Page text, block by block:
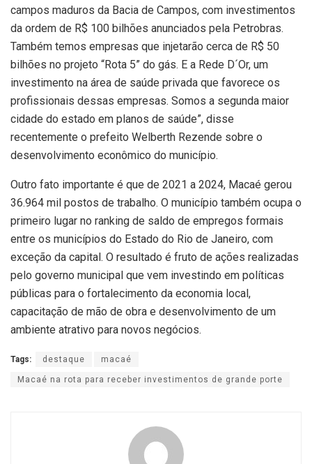
campos maduros da Bacia de Campos, com investimentos
da ordem de R$ 100 bilhões anunciados pela Petrobras.
Também temos empresas que injetarão cerca de R$ 50
bilhões no projeto “Rota 5” do gás. E a Rede D´Or, um
investimento na área de saúde privada que favorece os
profissionais dessas empresas. Somos a segunda maior
cidade do estado em planos de saúde”, disse
recentemente o prefeito Welberth Rezende sobre o
desenvolvimento econômico do município.
Outro fato importante é que de 2021 a 2024, Macaé gerou
36.964 mil postos de trabalho. O município também ocupa o
primeiro lugar no ranking de saldo de empregos formais
entre os municípios do Estado do Rio de Janeiro, com
exceção da capital. O resultado é fruto de ações realizadas
pelo governo municipal que vem investindo em políticas
públicas para o fortalecimento da economia local,
capacitação de mão de obra e desenvolvimento de um
ambiente atrativo para novos negócios.
Tags: destaque macaé
Macaé na rota para receber investimentos de grande porte